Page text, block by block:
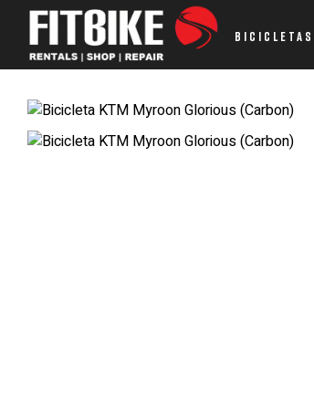
BICICLETAS
Home Page Bicicletas BTT